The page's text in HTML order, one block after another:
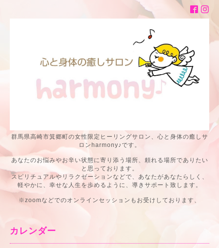
群馬県高崎市箕郷町の女性限定ヒーリングサロン、心と身体の癒しサ
ロンharmony♪です。
あなたのお悩みやお辛い状態に寄り添う場所、頼れる場所でありたい
と思っております。
スピリチュアルやリラクゼーションなどで、あなたがあなたらしく、
軽やかに、幸せな人生を歩めるように、導きサポート致します。
※zoomなどでのオンラインセッションもお受けしております、
カレンダー